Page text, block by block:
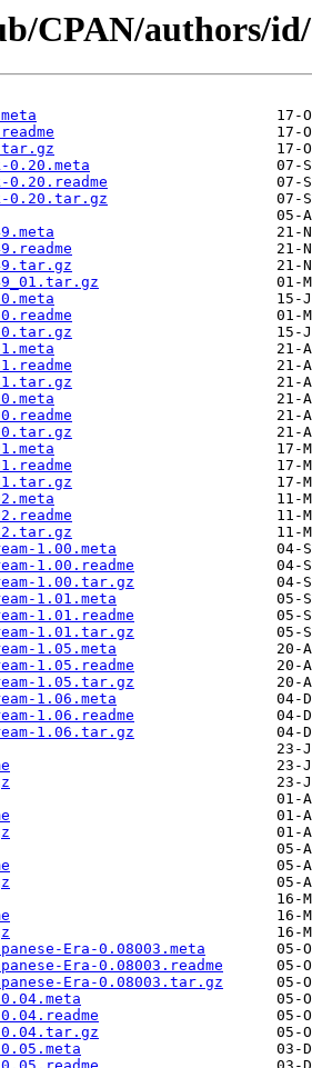
CPAN/authors/
0.20.meta
0.20.readme
0.20.tar.gz
1.00.meta
1.00.readme
1.00.tar.gz
1.01.meta
1.01.readme
1.01.tar.gz
1.05.meta
1.05.readme
1.05.tar.gz
1.06.meta
1.06.readme
1.06.tar.gz
Era-0.08003.meta
Era-0.08003.readme
Era-0.08003.tar.gz
0.04.tar.gz